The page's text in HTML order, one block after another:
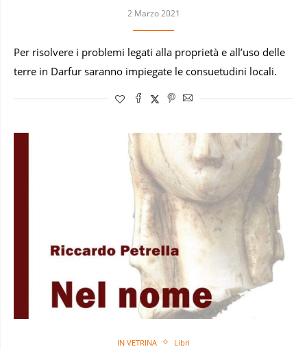
2 Marzo 2021
Per risolvere i problemi legati alla proprietà e all’uso delle
terre in Darfur saranno impiegate le consuetudini locali.
IN VETRINA Libri